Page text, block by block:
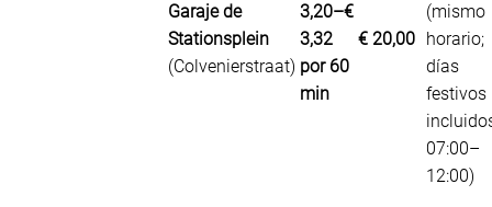
Garaje de
Stationsplein
(Colvenierstraat)
3,20–€
3,32
por 60
min
€ 20,00
(mismo
horario;
días
festivos
07:00–
12:00)